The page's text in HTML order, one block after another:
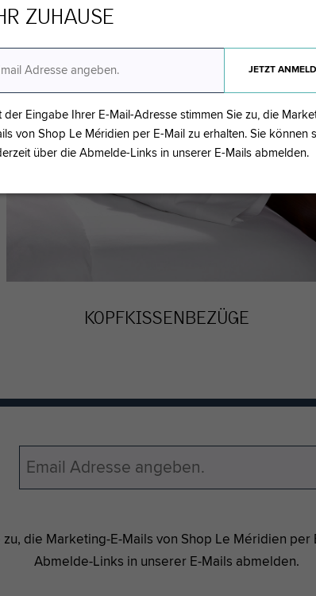
KOPFKISSENBEZÜGE
die Marketing-E-Mails von Shop Le Méridien
Abmelde-Links in unserer E-Mails abmelden.
ZUHAUSE
der Eingabe Ihrer E-Mail-Adresse stimmen Sie zu, die
von Shop Le Méridien per E-Mail zu erhalten. Sie können
über die Abmelde-Links in unserer E-Mails abmelden.